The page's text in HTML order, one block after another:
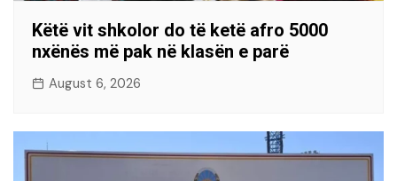
Këtë vit shkolor do të ketë afro 5000
nxënës më pak në klasën e parë
August 6, 2026